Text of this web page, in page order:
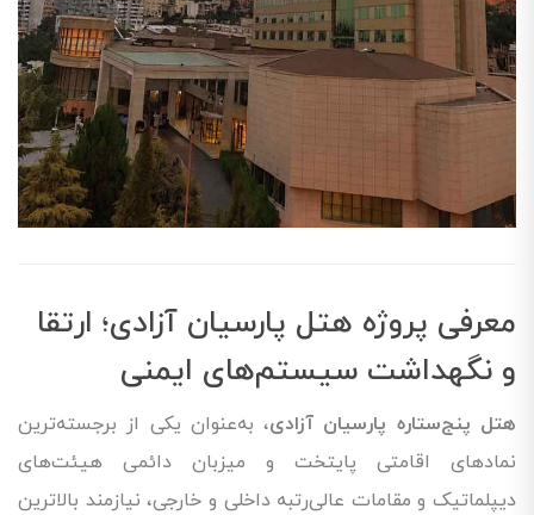
معرفی پروژه هتل پارسیان آزادی؛ ارتقا
و نگهداشت سیستم‌های ایمنی
هتل پنج‌ستاره پارسیان آزادی، به‌عنوان یکی از برجسته‌ترین
نمادهای اقامتی پایتخت و میزبان دائمی هیئت‌های
دیپلماتیک و مقامات عالی‌رتبه داخلی و خارجی، نیازمند بالاترین